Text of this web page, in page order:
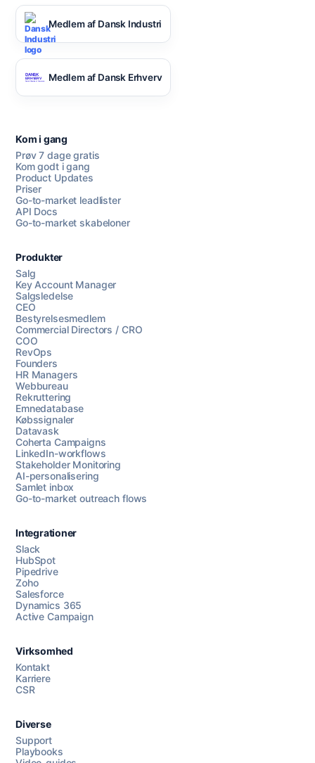
Chat med os
AI Campaign Assist
Medlem af Dansk Industri
Medlem af Dansk Erhverv
Kom i gang
Prøv 7 dage gratis
Kom godt i gang
Product Updates
Priser
Go-to-market leadlister
API Docs
Go-to-market skabeloner
Produkter
Salg
Key Account Manager
Salgsledelse
CEO
Bestyrelsesmedlem
Commercial Directors / CRO
COO
RevOps
Founders
HR Managers
Webbureau
Rekruttering
Emnedatabase
Købssignaler
Datavask
Coherta Campaigns
LinkedIn-workflows
Stakeholder Monitoring
AI-personalisering
Samlet inbox
Go-to-market outreach flows
Integrationer
Slack
HubSpot
Pipedrive
Zoho
Salesforce
Dynamics 365
Active Campaign
Virksomhed
Kontakt
Karriere
CSR
Diverse
Support
Playbooks